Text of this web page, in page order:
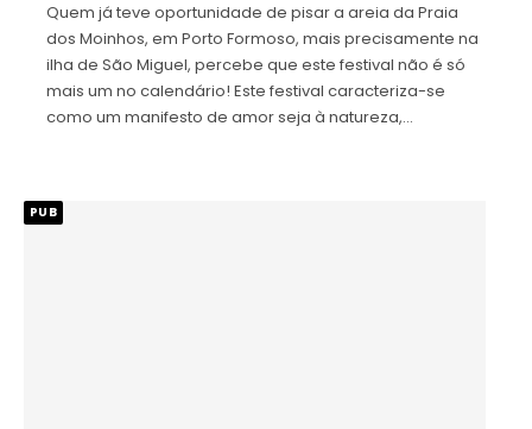
Quem já teve oportunidade de pisar a areia da Praia
dos Moinhos, em Porto Formoso, mais precisamente na
ilha de São Miguel, percebe que este festival não é só
mais um no calendário! Este festival caracteriza-se
como um manifesto de amor seja à natureza,…
PUB